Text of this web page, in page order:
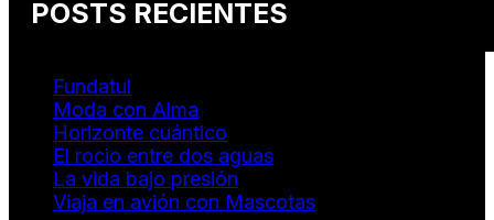
POSTS RECIENTES
Fundatul
Moda con Alma
Horizonte cuántico
El rocio entre dos aguas
La vida bajo presión
Viaja en avión con Mascotas